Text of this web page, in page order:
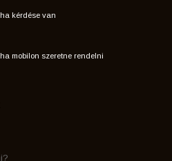
kérdése van
mobilon szeretne rendelni